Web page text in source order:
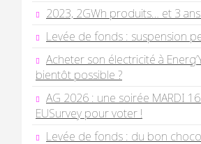
2023, 2GWh produits… et 3
Levée de fonds : suspension
Acheter son électricité à
bientôt possible ?
AG 2026 : une soirée MARDI
EUSurvey pour voter !
Levée de fonds : du bon